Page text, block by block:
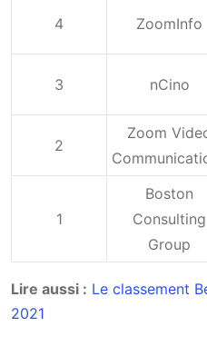
4 ZoomInfo
3 nCino
2
Zoom
1
Boston
Consulting
Group
Lire aussi : Le classement
2021